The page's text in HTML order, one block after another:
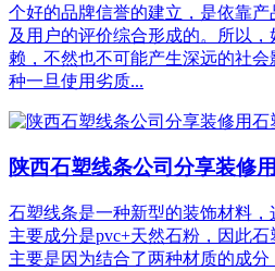
个好的品牌信誉的建立，是依靠
及用户的评价综合形成的。所以
赖，不然也不可能产生深远的社
种一旦使用劣质...
陕西石塑线条公司分享装修
石塑线条是一种新型的装饰材料，
主要成分是pvc+天然石粉，因此石
主要是因为结合了两种材质的成